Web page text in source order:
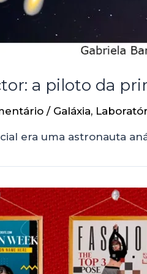
a piloto da
/ Galáxia,
era uma astronauta